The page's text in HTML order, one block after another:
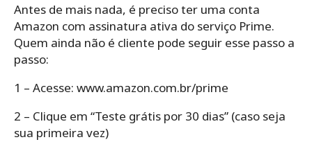
Antes de mais nada, é preciso ter uma conta
Amazon com assinatura ativa do serviço Prime.
Quem ainda não é cliente pode seguir esse passo a
passo:
1 – Acesse: www.amazon.com.br/prime
2 – Clique em “Teste grátis por 30 dias” (caso seja
sua primeira vez)